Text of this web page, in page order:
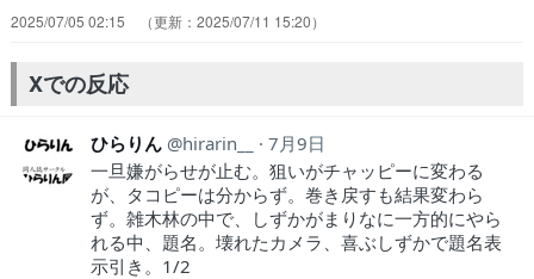
てなくてアニメで追いかけてる… 原作知らないけどR18のアニメとは
ちゅうもんを見せてくれたんじゃ… 1話を見てすでにボロボロだった
けどどんな… ↓しずかちゃん可哀想…まりなちゃん嫌い！…
2025/07/05 02:15 2025/07/11 15:20
Xでの反応
ひらりん hirarin__
7月9日
一旦嫌がらせが止む。狙いがチャッピーに変わる
が、タコピーは分からず。巻き戻すも結果変わら
ず。雑木林の中で、しずかがまりなに一方的にやら
れる中、題名。壊れたカメラ、喜ぶしずかで題名表
示引き。1/2